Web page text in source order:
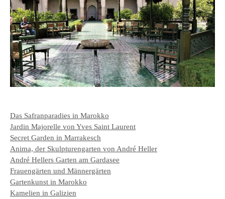
Das Safranparadies in Marokko
Jardin Majorelle von Yves Saint Laurent
Secret Garden in Marrakesch
Anima, der Skulpturengarten von André Heller
André Hellers Garten am Gardasee
Frauengärten und Männergärten
Gartenkunst in Marokko
Kamelien in Galizien